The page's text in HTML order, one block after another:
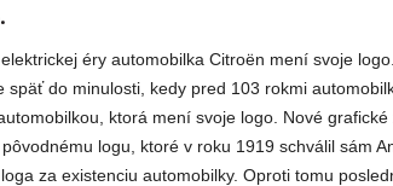
éry automobilka Citroën mení svoje
späť do minulosti, kedy pred 103 rokmi
ktorá mení svoje logo. Nové
logu, ktoré v roku 1919 schválil sám
za existenciu automobilky. Oproti tomu